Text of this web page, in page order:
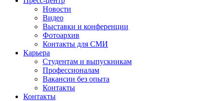
Новости
Видео
Выставки и конференции
Фотоархив
Контакты для СМИ
Карьера
Студентам и выпускникам
Профессионалам
Вакансии без опыта
Контакты
Контакты